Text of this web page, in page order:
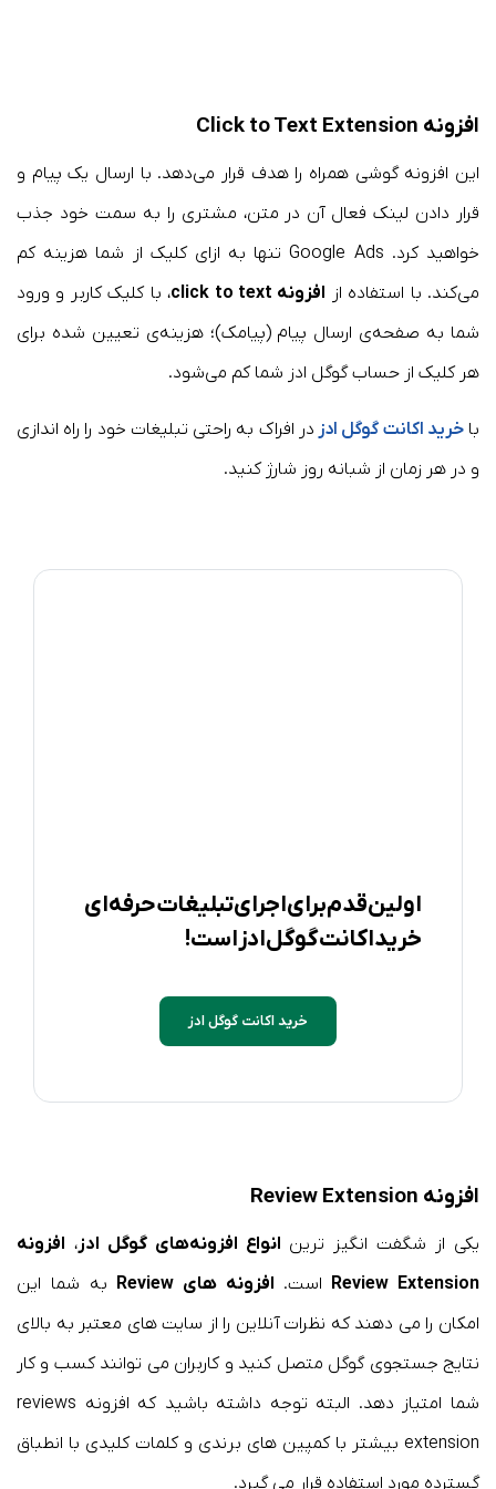
افزونه Click to Text Extension
این افزونه گوشی همراه را هدف قرار می‌دهد. با ارسال یک پیام و
قرار دادن لینک فعال آن در متن، مشتری را به سمت خود جذب
خواهید کرد. Google Ads تنها به ازای کلیک از شما هزینه کم
می‌کند. با استفاده از افزونه click to text
، با کلیک کاربر و ورود
شما به صفحه‌ی ارسال پیام (پیامک)؛ هزینه‌ی تعیین شده برای
هر کلیک از حساب گوگل ادز شما کم می‌شود.
باخرید اکانت گوگل ادز در افراک به راحتی تبلیغات خود را راه اندازی
و در هر زمان از شبانه روز شارژ کنید.
اولین قدم برای اجرای تبلیغات حرفه‌ای
خرید اکانت گوگل ادز است!
خرید اکانت گوگل ادز
افزونه Review Extension
یکی از شگفت انگیز ترین انواع افزونه‌های گوگل ادز، افزونه
Review Extension است. افزونه های Review
به شما این
امکان را می دهند که نظرات آنلاین را از سایت های معتبر به بالای
نتایج جستجوی گوگل متصل کنید و کاربران می توانند کسب و کار
شما امتیاز دهد. البته توجه داشته باشید که افزونه reviews
extension بیشتر با کمپین های برندی و کلمات کلیدی با انطباق
گسترده مورد استفاده قرار می گیرد.